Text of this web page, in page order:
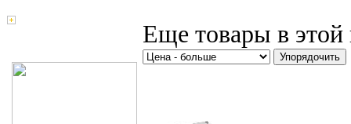
Еще товары в этой